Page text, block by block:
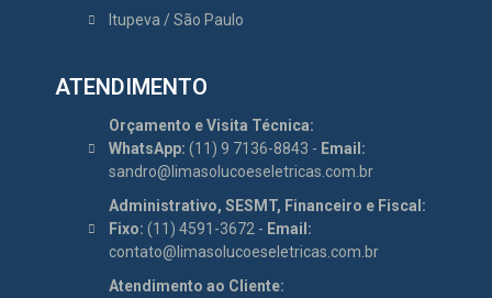
Itupeva / São Paulo
ATENDIMENTO
Orçamento e Visita Técnica:
WhatsApp: (11) 9 7136-8843 - Email:
sandro@limasolucoeseletricas.com.br
Administrativo, SESMT, Financeiro e Fiscal:
Fixo: (11) 4591-3672 - Email:
contato@limasolucoeseletricas.com.br
Atendimento ao Cliente: